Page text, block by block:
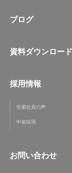
ブログ
資料ダウンロード
採用情報
先輩社員の声
中途採用
お問い合わせ